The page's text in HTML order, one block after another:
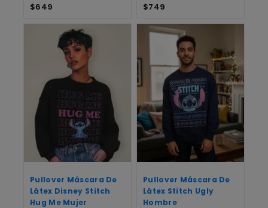
$649 $749
Pullover Máscara De
Látex Disney Stitch
Hug Me Mujer
Pullover Máscara De
Látex Stitch Ugly
Hombre